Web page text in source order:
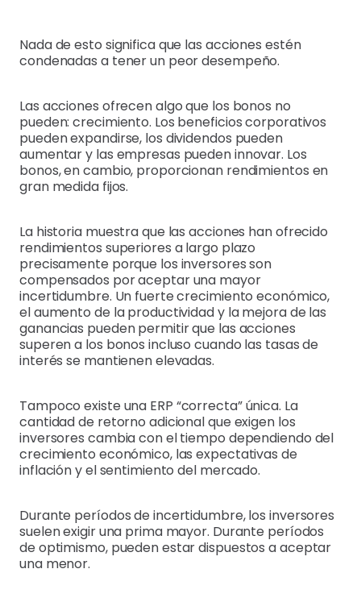
Nada de esto significa que las acciones estén
condenadas a tener un peor desempeño.
Las acciones ofrecen algo que los bonos no
pueden: crecimiento. Los beneficios corporativos
pueden expandirse, los dividendos pueden
aumentar y las empresas pueden innovar. Los
bonos, en cambio, proporcionan rendimientos en
gran medida fijos.
La historia muestra que las acciones han ofrecido
rendimientos superiores a largo plazo
precisamente porque los inversores son
compensados por aceptar una mayor
incertidumbre. Un fuerte crecimiento económico,
el aumento de la productividad y la mejora de las
ganancias pueden permitir que las acciones
superen a los bonos incluso cuando las tasas de
interés se mantienen elevadas.
Tampoco existe una ERP “correcta” única. La
cantidad de retorno adicional que exigen los
inversores cambia con el tiempo dependiendo del
crecimiento económico, las expectativas de
inflación y el sentimiento del mercado.
Durante períodos de incertidumbre, los inversores
suelen exigir una prima mayor. Durante períodos
de optimismo, pueden estar dispuestos a aceptar
una menor.